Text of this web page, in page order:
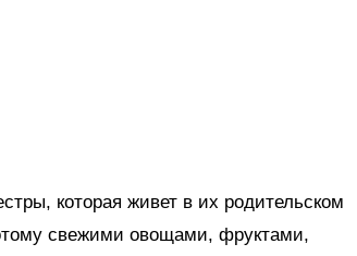
которая живет в их родительском
свежими овощами, фруктами,